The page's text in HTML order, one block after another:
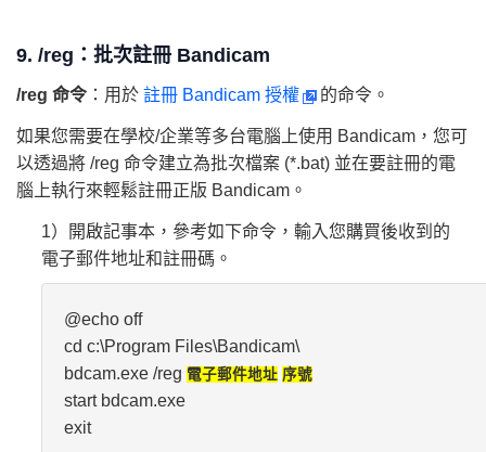
9. /reg：批次註冊 Bandicam
/reg 命令 ：用於 註冊 Bandicam 授權 的命令。
如果您需要在學校/企業等多台電腦上使用 Bandicam，您可
以透過將 /reg 命令建立為批次檔案 (*.bat) 並在要註冊的電
腦上執行來輕鬆註冊正版 Bandicam。
1）開啟記事本，參考如下命令，輸入您購買後收到的
電子郵件地址和註冊碼。
@echo off
cd c:\Program Files\Bandicam\
bdcam.exe /reg 電子郵件地址 序號
start bdcam.exe
exit